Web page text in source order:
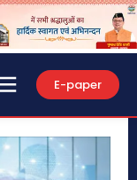
E-paper